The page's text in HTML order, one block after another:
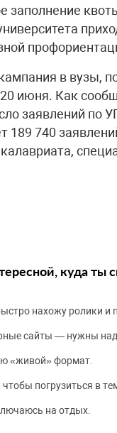
заполнение
в вузы,
июня. Как
заявлений по
189 740
куда ты
нахожу ролики и
сайты — нужны
«живой» формат.
погрузиться в
на отдых.